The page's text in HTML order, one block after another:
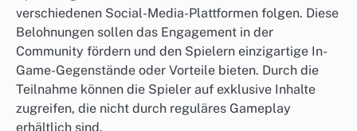
verschiedenen Social-Media-Plattformen folgen. Diese
Belohnungen sollen das Engagement in der
Community fördern und den Spielern einzigartige In-
Game-Gegenstände oder Vorteile bieten. Durch die
Teilnahme können die Spieler auf exklusive Inhalte
zugreifen, die nicht durch reguläres Gameplay
erhältlich sind.